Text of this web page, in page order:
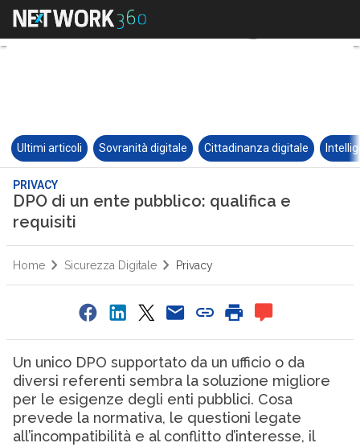
Ultimi articoli Sovranità digitale Cittadinanza digitale
PRIVACY
DPO di un ente pubblico: qualifica e
requisiti
Home Sicurezza Digitale Privacy
Un unico DPO supportato da un ufficio o da
diversi referenti sembra la soluzione migliore
per le esigenze degli enti pubblici. Cosa
prevede la normativa, le questioni legate
all’incompatibilità e al conflitto d’interesse, il